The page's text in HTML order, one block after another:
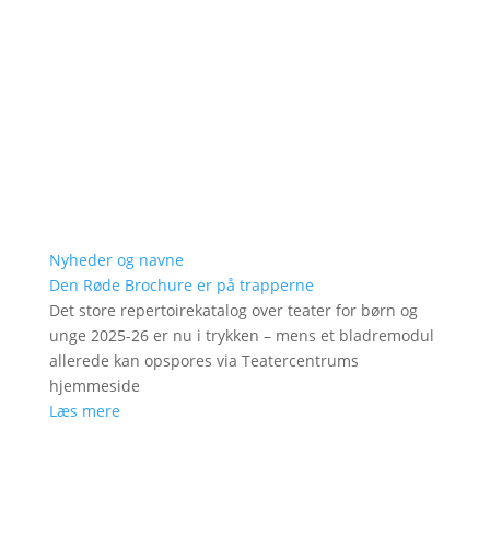
Nyheder og navne
Den Røde Brochure er på trapperne
Det store repertoirekatalog over teater for børn og
unge 2025-26 er nu i trykken – mens et bladremodul
allerede kan opspores via Teatercentrums
hjemmeside
Læs mere